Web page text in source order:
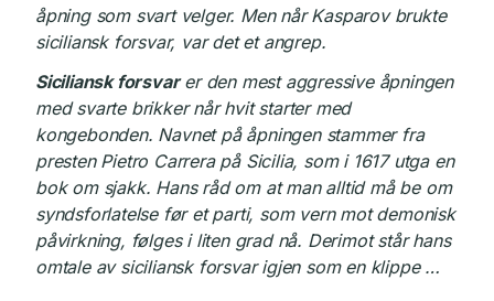
åpning som svart velger. Men når Kasparov brukte
siciliansk forsvar, var det et angrep.
Siciliansk forsvarer den mest aggressive åpningen
med svarte brikker når hvit starter med
kongebonden. Navnet på åpningen stammer fra
presten Pietro Carrera på Sicilia, som i 1617 utga en
bok om sjakk. Hans råd om at man alltid må be om
syndsforlatelse før et parti, som vern mot demonisk
påvirkning, følges i liten grad nå. Derimot står hans
omtale av siciliansk forsvar igjen som en klippe …